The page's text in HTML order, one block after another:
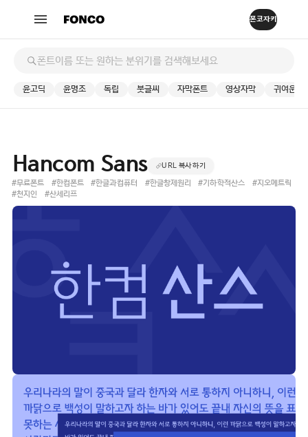
윤고딕 윤명조 독립 붓글씨 자막폰트 영상자막 귀여운
Hancom Sans URL 복사하기
#무료폰트 #한컴폰트 #한글과컴퓨터 #한글창제원리 #기하학적산스
#지오메트릭
#천지인
#산세리프